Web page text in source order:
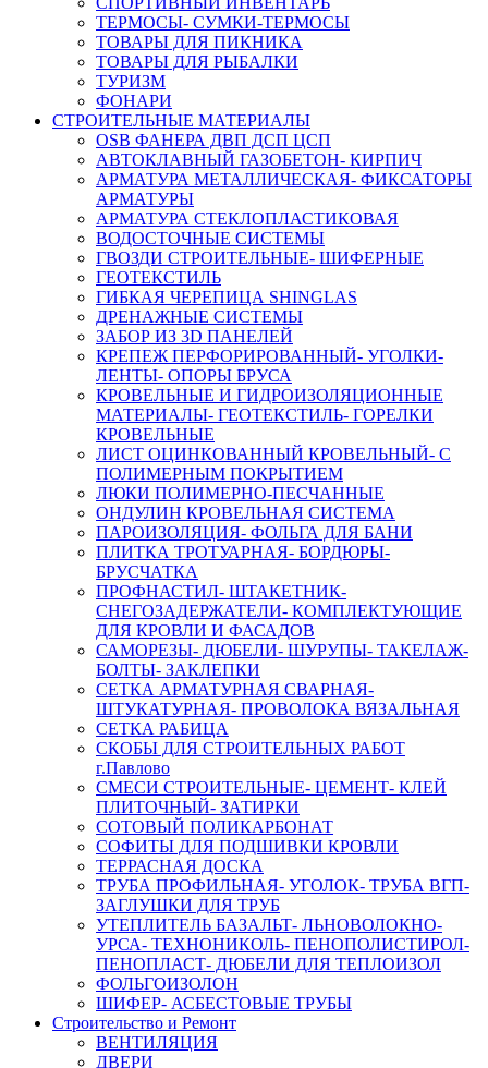
ТЕРМОСЫ- СУМКИ-ТЕРМОСЫ
ТОВАРЫ ДЛЯ ПИКНИКА
ТОВАРЫ ДЛЯ РЫБАЛКИ
ТУРИЗМ
ФОНАРИ
СТРОИТЕЛЬНЫЕ МАТЕРИАЛЫ
OSB ФАНЕРА ДВП ДСП ЦСП
АВТОКЛАВНЫЙ ГАЗОБЕТОН- КИРПИЧ
АРМАТУРА МЕТАЛЛИЧЕСКАЯ- ФИКСАТОРЫ
АРМАТУРЫ
АРМАТУРА СТЕКЛОПЛАСТИКОВАЯ
ВОДОСТОЧНЫЕ СИСТЕМЫ
ГВОЗДИ СТРОИТЕЛЬНЫЕ- ШИФЕРНЫЕ
ГЕОТЕКСТИЛЬ
ГИБКАЯ ЧЕРЕПИЦА SHINGLAS
ДРЕНАЖНЫЕ СИСТЕМЫ
ЗАБОР ИЗ 3D ПАНЕЛЕЙ
КРЕПЕЖ ПЕРФОРИРОВАННЫЙ- УГОЛКИ-
ЛЕНТЫ- ОПОРЫ БРУСА
КРОВЕЛЬНЫЕ И ГИДРОИЗОЛЯЦИОННЫЕ
МАТЕРИАЛЫ- ГЕОТЕКСТИЛЬ- ГОРЕЛКИ
КРОВЕЛЬНЫЕ
ЛИСТ ОЦИНКОВАННЫЙ КРОВЕЛЬНЫЙ- С
ПОЛИМЕРНЫМ ПОКРЫТИЕМ
ЛЮКИ ПОЛИМЕРНО-ПЕСЧАННЫЕ
ОНДУЛИН КРОВЕЛЬНАЯ СИСТЕМА
ПАРОИЗОЛЯЦИЯ- ФОЛЬГА ДЛЯ БАНИ
ПЛИТКА ТРОТУАРНАЯ- БОРДЮРЫ-
БРУСЧАТКА
ПРОФНАСТИЛ- ШТАКЕТНИК-
СНЕГОЗАДЕРЖАТЕЛИ- КОМПЛЕКТУЮЩИЕ
ДЛЯ КРОВЛИ И ФАСАДОВ
САМОРЕЗЫ- ДЮБЕЛИ- ШУРУПЫ- ТАКЕЛАЖ-
БОЛТЫ- ЗАКЛЕПКИ
СЕТКА АРМАТУРНАЯ СВАРНАЯ-
ШТУКАТУРНАЯ- ПРОВОЛОКА ВЯЗАЛЬНАЯ
СЕТКА РАБИЦА
СКОБЫ ДЛЯ СТРОИТЕЛЬНЫХ РАБОТ
г.Павлово
СМЕСИ СТРОИТЕЛЬНЫЕ- ЦЕМЕНТ- КЛЕЙ
ПЛИТОЧНЫЙ- ЗАТИРКИ
СОТОВЫЙ ПОЛИКАРБОНАТ
СОФИТЫ ДЛЯ ПОДШИВКИ КРОВЛИ
ТЕРРАСНАЯ ДОСКА
ТРУБА ПРОФИЛЬНАЯ- УГОЛОК- ТРУБА ВГП-
ЗАГЛУШКИ ДЛЯ ТРУБ
УТЕПЛИТЕЛЬ БАЗАЛЬТ- ЛЬНОВОЛОКНО-
УРСА- ТЕХНОНИКОЛЬ- ПЕНОПОЛИСТИРОЛ-
ПЕНОПЛАСТ- ДЮБЕЛИ ДЛЯ ТЕПЛОИЗОЛ
ФОЛЬГОИЗОЛОН
ШИФЕР- АСБЕСТОВЫЕ ТРУБЫ
Строительство и Ремонт
ВЕНТИЛЯЦИЯ
ДВЕРИ